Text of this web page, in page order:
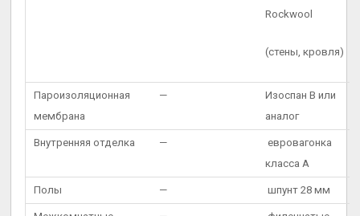
Rockwool
(стены, кровля)
Пароизоляционная
мембрана
—
Изоспан В или
аналог
Внутренняя отделка —
евровагонка
класса А
Полы — шпунт 28 мм